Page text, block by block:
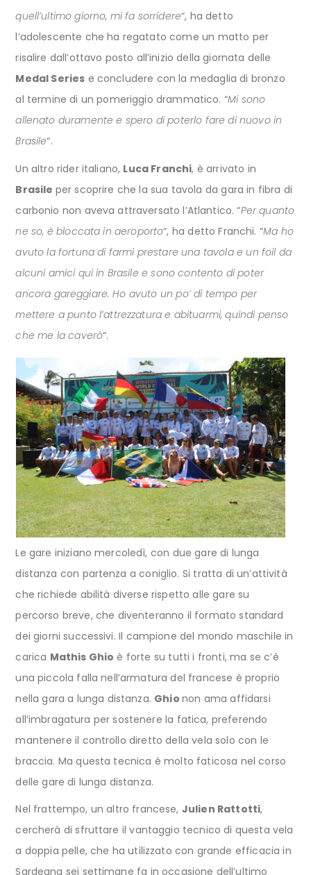
quell’ultimo giorno, mi fa sorridere“, ha detto
l’adolescente che ha regatato come un matto per
risalire dall’ottavo posto all’inizio della giornata delle
Medal Series e concludere con la medaglia di bronzo
al termine di un pomeriggio drammatico. “Mi sono
allenato duramente e spero di poterlo fare di nuovo in
Brasile“.
Un altro rider italiano, Luca Franchi, è arrivato in
Brasile per scoprire che la sua tavola da gara in fibra di
carbonio non aveva attraversato l’Atlantico. “Per quanto
ne so, è bloccata in aeroporto“, ha detto Franchi. “Ma ho
avuto la fortuna di farmi prestare una tavola e un foil da
alcuni amici qui in Brasile e sono contento di poter
ancora gareggiare. Ho avuto un po’ di tempo per
mettere a punto l’attrezzatura e abituarmi, quindi penso
che me la caverò“.
Le gare iniziano mercoledì, con due gare di lunga
distanza con partenza a coniglio. Si tratta di un’attività
che richiede abilità diverse rispetto alle gare su
percorso breve, che diventeranno il formato standard
dei giorni successivi. Il campione del mondo maschile in
carica Mathis Ghio è forte su tutti i fronti, ma se c’è
una piccola falla nell’armatura del francese è proprio
nella gara a lunga distanza. Ghionon ama affidarsi
all’imbragatura per sostenere la fatica, preferendo
mantenere il controllo diretto della vela solo con le
braccia. Ma questa tecnica è molto faticosa nel corso
delle gare di lunga distanza.
Nel frattempo, un altro francese, Julien Rattotti,
cercherà di sfruttare il vantaggio tecnico di questa vela
a doppia pelle, che ha utilizzato con grande efficacia in
Sardegna sei settimane fa in occasione dell’ultimo